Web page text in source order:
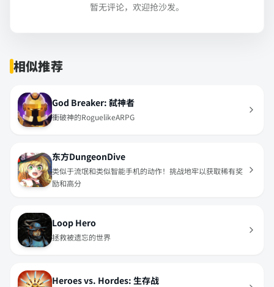
暂无评论，欢迎抢沙发。
相似推荐
God Breaker: 弑神者
衝破神的RoguelikeARPG
东方DungeonDive
类似于流氓和类似智能手机的动作！挑战地牢以获取稀有奖
励和高分
Loop Hero
拯救被遗忘的世界
Heroes vs. Hordes: 生存战